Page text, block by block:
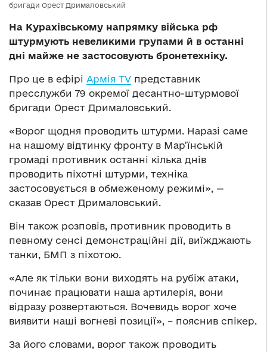
бригади Орест Дрималовський
На Курахівському напрямку війська рф
штурмують невеликими групами й в останні
дні майже не застосовують бронетехніку.
Про це в ефірі Армія TV представник
пресслужби 79 окремої десантно-штурмової
бригади Орест Дрималовський.
«Ворог щодня проводить штурми. Наразі саме
на нашому відтинку фронту в Мар’їнській
громаді противник останні кілька днів
проводить піхотні штурми, техніка
застосовується в обмеженому режимі», —
сказав Орест Дрималовський.
Він також розповів, противник проводить в
певному сенсі демонстраційні дії, виїжджають
танки, БМП з піхотою.
«Але як тільки вони виходять на рубіж атаки,
починає працювати наша артилерія, вони
відразу розвертаються. Вочевидь ворог хоче
виявити наші вогневі позиції», – пояснив спікер.
За його словами, ворог також проводить